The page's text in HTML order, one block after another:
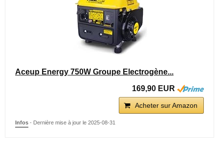
Aceup Energy 750W Groupe Electrogène...
169,90 EUR
Acheter sur Amazon
Infos - Dernière mise à jour le 2025-08-31